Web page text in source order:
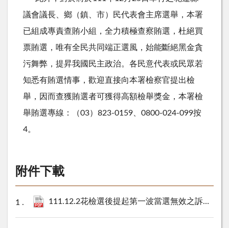
議會議長、鄉（鎮、市）民代表會主席選舉，本署
已組成專責查賄小組，全力積極查察賄選，杜絕買
票賄選，唯有全民共同端正選風，始能斷絕黑金貪
污舞弊，提昇我國民主政治。各民意代表或民眾若
知悉有賄選情事，歡迎直接向本署檢察官提出檢
舉，因而查獲賄選者可獲得高額檢舉獎金，本署檢
舉賄選專線：（03）823-0159、0800-024-099按
4。
附件下載
111.12.2花檢選後提起第一波當選無效之訴新聞稿.pdf